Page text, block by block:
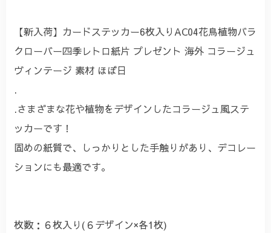
【新入荷】カードステッカー6枚入りAC04花鳥植物バラ
クローバー四季レトロ紙片 プレゼント 海外 コラージュ
ヴィンテージ 素材 ほぼ日
.
.さまざまな花や植物をデザインしたコラージュ風ステ
ッカーです！
固めの紙質で、しっかりとした手触りがあり、デコレー
ションにも最適です。
枚数：６枚入り(６デザイン×各1枚)